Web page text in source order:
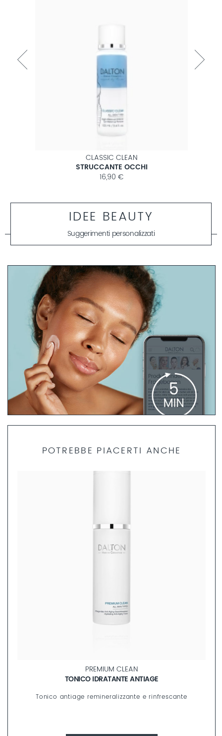
CLASSIC CLEAN
STRUCCANTE OCCHI
16,90 €
IDEE BEAUTY
Suggerimenti personalizzati
QUESTIONARIO PER L’ANALISI DELLA PELLE
Dedica 5 minuti per compilare il nostro questionario
professionisti della cura della pelle ti daranno consigli
POTREBBE PIACERTI ANCHE
PREMIUM CLEAN
TONICO IDRATANTE ANTIAGE
Tonico antiage remineralizzante e rinfrescante